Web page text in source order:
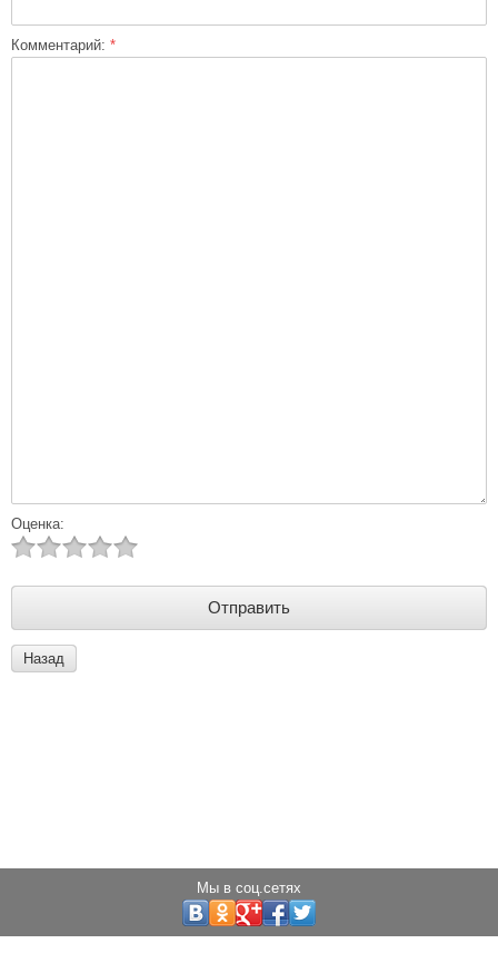
Комментарий: *
Оценка:
Назад
Мы в соц.сетях